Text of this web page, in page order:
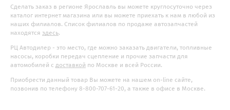
Сделать заказ в регионе Ярославль вы можете круглосуточно через
каталог интернет магазина или вы можете приехать к нам в любой из
наших филиалов. Список филиалов по продаже автозапчастей
находятся здесь.
РЦ Автодилер - это место, где можно заказать двигатели, топливные
насосы, коробки передач сцепление и прочие запчасти для
автомобилей с доставкой по Москве и всей России.
Приобрести данный товар Вы можете на нашем on-line сайте,
позвонив по телефону 8-800-707-61-20, а также в офисе в Москве.